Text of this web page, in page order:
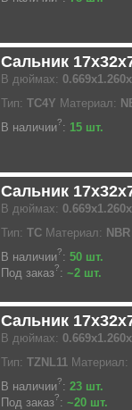
Сальник
В дюймах:
Тип: TC4Y Материал:
В наличии?: 15 шт.
Сальник
В дюймах:
Тип: TC Материал: NBR
В наличии?: 50 шт.
Под заказ?: ~2 шт.
Сальник
В дюймах:
Тип: TZNL11 Материал:
В наличии?: 23 шт.
Под заказ?: ~20 шт.